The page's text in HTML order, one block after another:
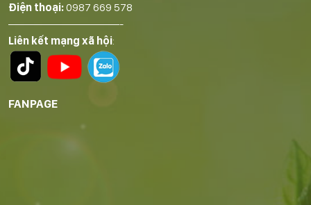
Điện thoại:0987 669 578
——————————-
Liên kết mạng xã hội:
FANPAGE